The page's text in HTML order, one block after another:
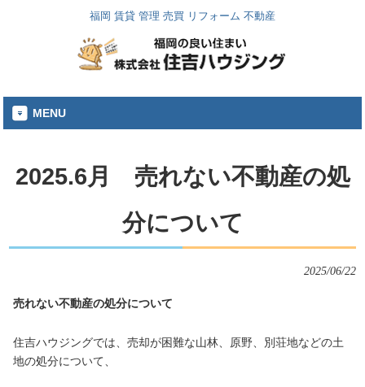
福岡 賃貸 管理 売買 リフォーム 不動産
MENU
2025.6月 売れない不動産の処
分について
2025/06/22
売れない不動産の処分について
住吉ハウジングでは、売却が困難な山林、原野、別荘地などの土
地の処分について、